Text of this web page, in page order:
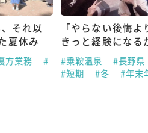
それ以
夏休み
方業務 #
「やらない後悔よ
きっと経験になる
#乗鞍温泉 #長野県
#短期
#冬 #年末